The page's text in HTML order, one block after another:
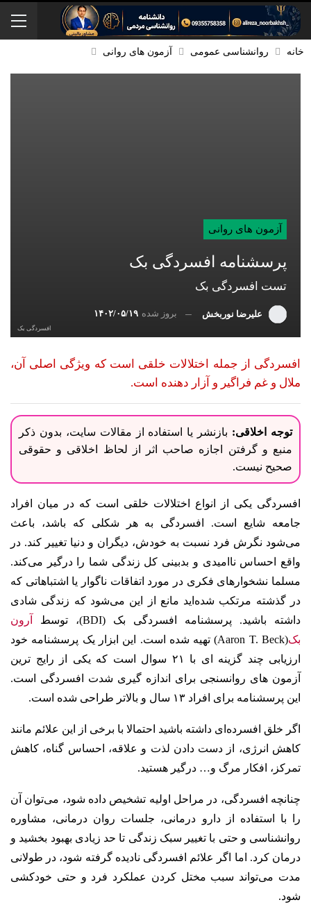
خانه روانشناسی عمومی آزمون های روانی
آزمون های روانی
پرسشنامه افسردگی بک
تست افسردگی بک
علیرضا نوربخش بروز شده ۱۴۰۲/۰۵/۱۹
افسردگی بک
افسردگی از جمله اختلالات خلقی است که ویژگی اصلی آن،
ملال و غم فراگیر و آزار دهنده‌ است.
توجه اخلاقی: بازنشر یا استفاده از مقالات سایت، بدون ذکر
منبع و گرفتن اجازه صاحب اثر از لحاظ اخلاقی و حقوقی
صحیح نیست.
افسردگی یکی از انواع اختلالات خلقی است که در میان افراد
جامعه شایع است. افسردگی به هر شکلی که باشد، باعث
می‌شود نگرش فرد نسبت به خودش، دیگران و دنیا تغییر کند. در
واقع احساس ناامیدی و بدبینی کل زندگی شما را درگیر می‌کند.
مسلما نشخوارهای فکری در مورد اتفاقات ناگوار یا اشتباهاتی که
در گذشته مرتکب شده‌اید مانع از این می‌شود که زندگی شادی
داشته باشید. پرسشنامه افسردگی بک (BDI)، توسط
آرون
بک
(Aaron T. Beck) تهیه شده است. این ابزار یک پرسشنامه خود
ارزیابی چند گزینه ای با ۲۱ سوال است که یکی از رایج ترین
آزمون های روانسنجی برای اندازه گیری شدت افسردگی است.
این پرسشنامه برای افراد ۱۳ سال و بالاتر طراحی شده است.
اگر خلق افسرده‌ای داشته باشید احتمالا با برخی از این علائم مانند
کاهش انرژی، از دست دادن لذت و علاقه، احساس گناه، کاهش
تمرکز، افکار مرگ و… درگیر هستید.
چنانچه افسردگی، در مراحل اولیه تشخیص داده شود، می‌توان آن
را با استفاده از دارو درمانی، جلسات روان درمانی، مشاوره
روانشناسی و حتی با تغییر سبک زندگی تا حد زیادی بهبود بخشید و
درمان کرد. اما اگر علائم افسردگی نادیده گرفته شود، در طولانی
مدت می‌تواند سبب مختل کردن عملکرد فرد و حتی خودکشی
شود.